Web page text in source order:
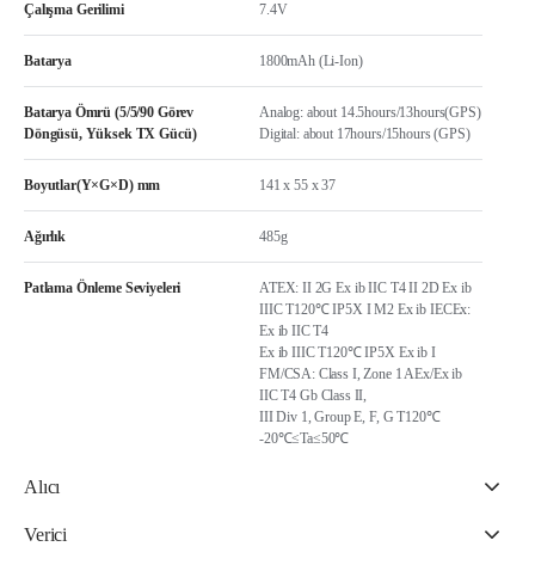
Çalışma Gerilimi 7.4V
Batarya 1800mAh (Li-Ion)
Batarya Ömrü (5/5/90 Görev
Döngüsü, Yüksek TX Gücü)
Analog: about 14.5hours/13hours(GPS)
Digital: about 17hours/15hours (GPS)
Boyutlar(Y×G×D) mm 141 x 55 x 37
Ağırlık 485g
Patlama Önleme Seviyeleri
ATEX: II 2G Ex ib IIC T4 II 2D Ex ib
IIIC T120℃ IP5X I M2 Ex ib IECEx:
Ex ib IIC T4
Ex ib IIIC T120℃ IP5X Ex ib I
FM/CSA: Class I, Zone 1 AEx/Ex ib
IIC T4 Gb Class II,
III Div 1, Group E, F, G T120℃
-20℃≤Ta≤50℃
Alıcı
Verici